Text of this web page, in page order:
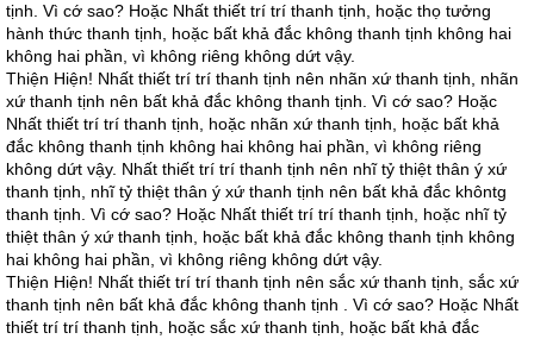
tịnh. Vì cớ sao? Hoặc Nhất thiết trí trí thanh tịnh, hoặc thọ tưởng
hành thức thanh tịnh, hoặc bất khả đắc không thanh tịnh không hai
không hai phần, vì không riêng không dứt vậy.
Thiện Hiện! Nhất thiết trí trí thanh tịnh nên nhãn xứ thanh tịnh, nhãn
xứ thanh tịnh nên bất khả đắc không thanh tịnh. Vì cớ sao? Hoặc
Nhất thiết trí trí thanh tịnh, hoặc nhãn xứ thanh tịnh, hoặc bất khả
đắc không thanh tịnh không hai không hai phần, vì không riêng
không dứt vậy. Nhất thiết trí trí thanh tịnh nên nhĩ tỷ thiệt thân ý xứ
thanh tịnh, nhĩ tỷ thiệt thân ý xứ thanh tịnh nên bất khả đắc khôntg
thanh tịnh. Vì cớ sao? Hoặc Nhất thiết trí trí thanh tịnh, hoặc nhĩ tỷ
thiệt thân ý xứ thanh tịnh, hoặc bất khả đắc không thanh tịnh không
hai không hai phần, vì không riêng không dứt vậy.
Thiện Hiện! Nhất thiết trí trí thanh tịnh nên sắc xứ thanh tịnh, sắc xứ
thanh tịnh nên bất khả đắc không thanh tịnh . Vì cớ sao? Hoặc Nhất
thiết trí trí thanh tịnh, hoặc sắc xứ thanh tịnh, hoặc bất khả đắc